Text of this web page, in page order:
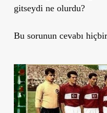
gitseydi ne olurdu?
Bu sorunun cevabı